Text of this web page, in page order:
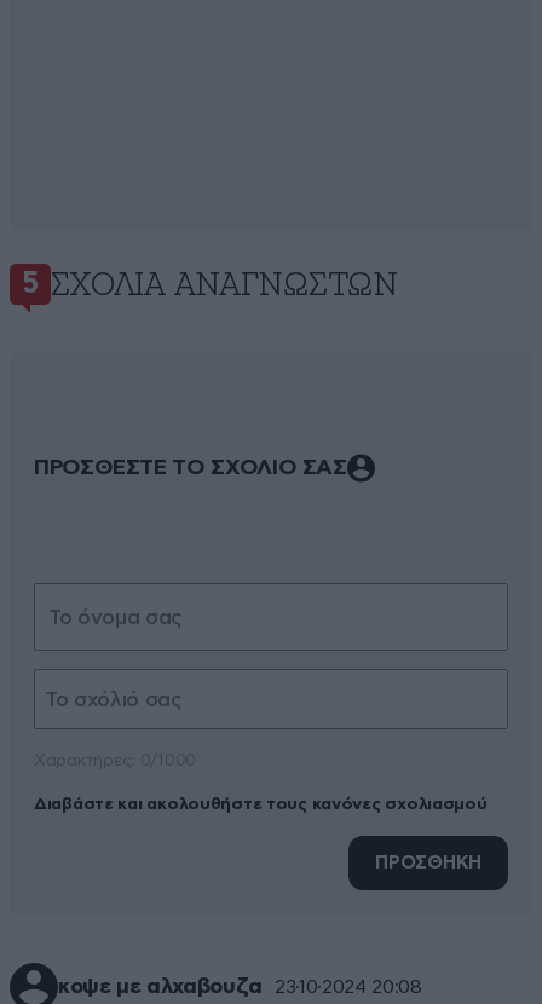
5 ΣΧΌΛΙΑ ΑΝΑΓΝΩΣΤΏΝ
ΠΡΟΣΘΕΣΤΕ ΤΟ ΣΧΟΛΙΟ ΣΑΣ
Διαβάστε και ακολουθήστε τους κανόνες σχολιασμού
ΠΡΟΣΘΗΚΗ
κοψε με αλχαβουζα 23·10·2024 20:08